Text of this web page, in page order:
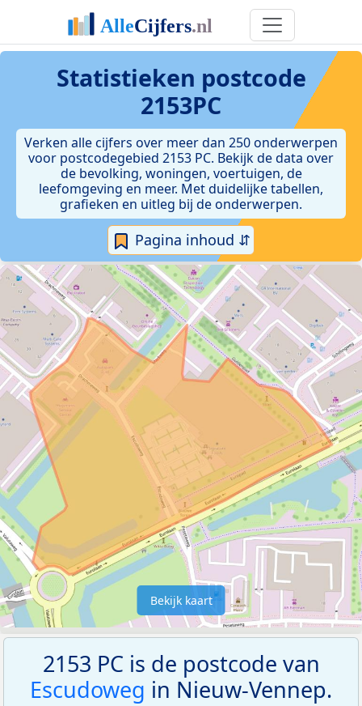
Statistieken postcode
2153PC
Verken alle cijfers over meer dan 250 onderwerpen
voor postcodegebied 2153 PC. Bekijk de data over
de bevolking, woningen, voertuigen, de
leefomgeving en meer. Met duidelijke tabellen,
grafieken en uitleg bij de onderwerpen.
Pagina inhoud ⇵
Bekijk kaart
2153 PC is de postcode van
Escudoweg in Nieuw-Vennep.